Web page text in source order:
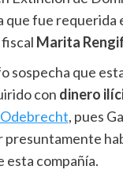
que fue requerida
Marita
sospecha que
con dinero
Odebrecht, pues
presuntamente
esta compañía.